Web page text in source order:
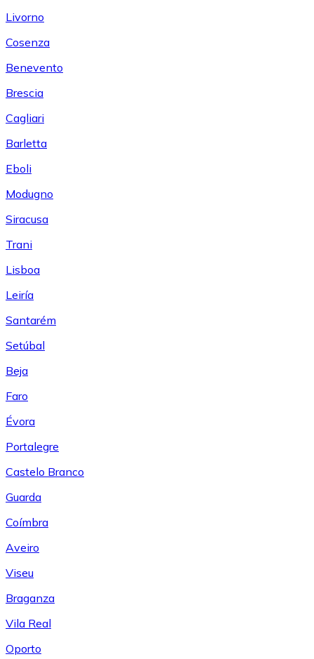
Livorno
Cosenza
Benevento
Brescia
Cagliari
Barletta
Eboli
Modugno
Siracusa
Trani
Lisboa
Leiría
Santarém
Setúbal
Beja
Faro
Évora
Portalegre
Castelo Branco
Guarda
Coímbra
Aveiro
Viseu
Braganza
Vila Real
Oporto